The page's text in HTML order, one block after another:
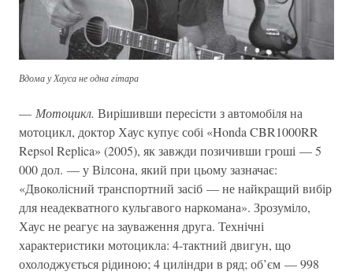
Вдома у Хауса не одна гітара
— Мотоцикл. Вирішивши пересісти з автомобіля на
мотоцикл, доктор Хаус купує собі «Honda CBR1000RR
Repsol Replica» (2005), як завжди позичивши гроші — 5
000 дол. — у Вілсона, який при цьому зазначає:
«Двоколісний транспортний засіб — не найкращий вибір
для неадекватного кульгавого наркомана». Зрозуміло,
Хаус не реагує на зауваження друга. Технічні
характеристики мотоцикла: 4-тактний двигун, що
охолоджується рідиною; 4 циліндри в ряд; об’єм — 998